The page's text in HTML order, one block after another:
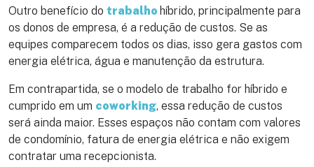
Outro benefício do trabalho híbrido, principalmente para
os donos de empresa, é a redução de custos. Se as
equipes comparecem todos os dias, isso gera gastos com
energia elétrica, água e manutenção da estrutura.
Em contrapartida, se o modelo de trabalho for híbrido e
cumprido em um coworking, essa redução de custos
será ainda maior. Esses espaços não contam com valores
de condomínio, fatura de energia elétrica e não exigem
contratar uma recepcionista.